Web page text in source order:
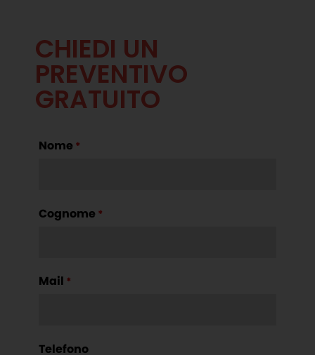
CHIEDI UN
PREVENTIVO
GRATUITO
Nome *
Cognome *
Mail *
Telefono